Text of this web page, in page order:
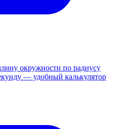
окружности по радиусу
— удобный калькулятор